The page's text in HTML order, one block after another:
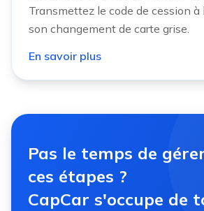
Transmettez le code de cession à
son changement de carte grise.
En savoir plus
Pas le temps de
ces étapes ?
CapCar s'occupe de